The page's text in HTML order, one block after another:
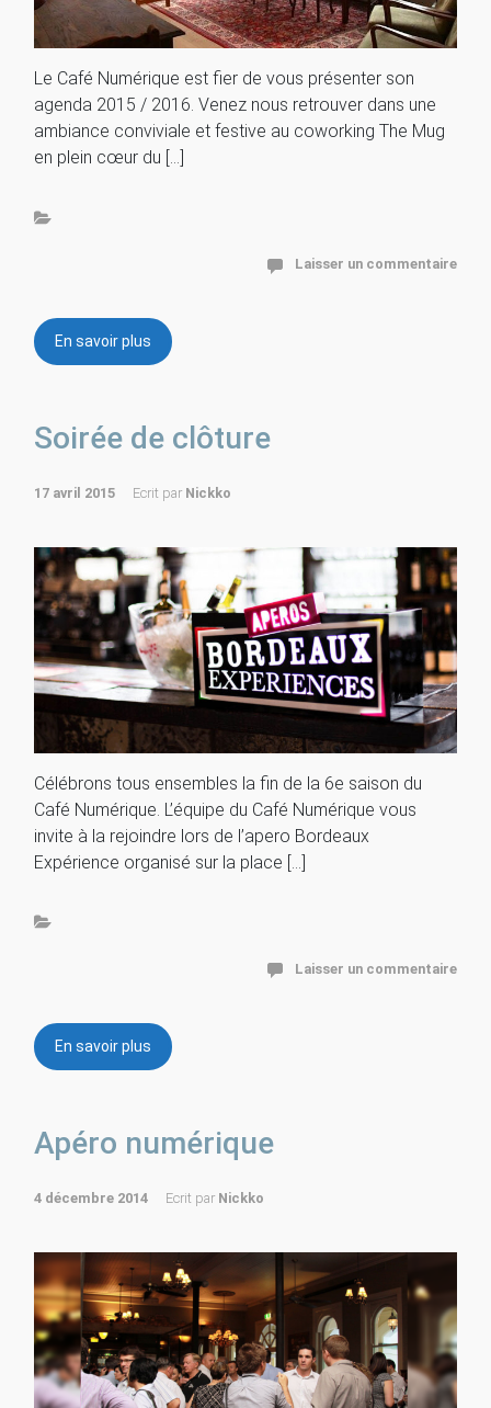
Le Café Numérique est fier de vous présenter son
agenda 2015 / 2016. Venez nous retrouver dans une
ambiance conviviale et festive au coworking The Mug
en plein cœur du […]
Laisser un commentaire
En savoir plus
Soirée de clôture
17 avril 2015 Ecrit par Nickko
Célébrons tous ensembles la fin de la 6e saison du
Café Numérique. L’équipe du Café Numérique vous
invite à la rejoindre lors de l’apero Bordeaux
Expérience organisé sur la place […]
Laisser un commentaire
En savoir plus
Apéro numérique
4 décembre 2014 Ecrit par Nickko